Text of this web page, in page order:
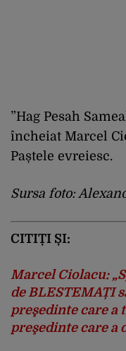
”Hag Pesah
încheiat Marcel
Paștele evreiesc.
Sursa foto:
CITIȚI ȘI:
Marcel Ciolacu:
de BLESTEMAȚI
preşedinte care a
preşedinte care a